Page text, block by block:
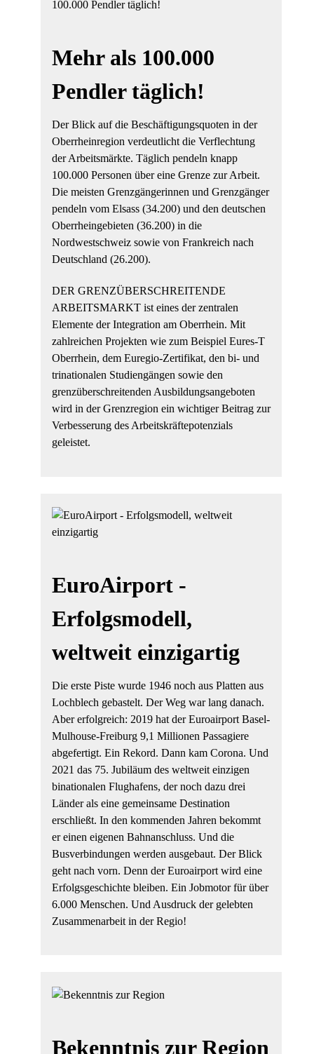
Mehr als 100.000
Pendler täglich!
Der Blick auf die Beschäftigungsquoten in der
Oberrheinregion verdeutlicht die Verflechtung
der Arbeitsmärkte. Täglich pendeln knapp
100.000 Personen über eine Grenze zur Arbeit.
Die meisten Grenzgängerinnen und Grenzgänger
pendeln vom Elsass (34.200) und den deutschen
Oberrheingebieten (36.200) in die
Nordwestschweiz sowie von Frankreich nach
Deutschland (26.200).
DER GRENZÜBERSCHREITENDE
ARBEITSMARKT ist eines der zentralen
Elemente der Integration am Oberrhein. Mit
zahlreichen Projekten wie zum Beispiel Eures-T
Oberrhein, dem Euregio-Zertifikat, den bi- und
trinationalen Studiengängen sowie den
grenzüberschreitenden Ausbildungsangeboten
wird in der Grenzregion ein wichtiger Beitrag zur
Verbesserung des Arbeitskräftepotenzials
geleistet.
EuroAirport -
Erfolgsmodell,
weltweit einzigartig
Die erste Piste wurde 1946 noch aus Platten aus
Lochblech gebastelt. Der Weg war lang danach.
Aber erfolgreich: 2019 hat der Euroairport Basel-
Mulhouse-Freiburg 9,1 Millionen Passagiere
abgefertigt. Ein Rekord. Dann kam Corona. Und
2021 das 75. Jubiläum des weltweit einzigen
binationalen Flughafens, der noch dazu drei
Länder als eine gemeinsame Destination
erschließt. In den kommenden Jahren bekommt
er einen eigenen Bahnanschluss. Und die
Busverbindungen werden ausgebaut. Der Blick
geht nach vorn. Denn der Euroairport wird eine
Erfolgsgeschichte bleiben. Ein Jobmotor für über
6.000 Menschen. Und Ausdruck der gelebten
Zusammenarbeit in der Regio!
Bekenntnis zur Region